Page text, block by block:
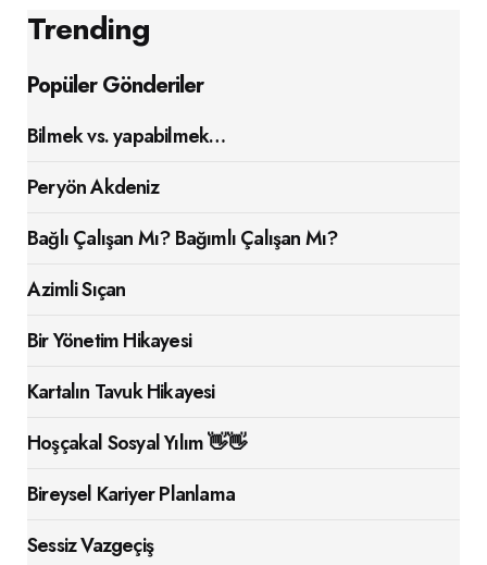
Trending
Popüler Gönderiler
Bilmek vs. yapabilmek…
Peryön Akdeniz
Bağlı Çalışan Mı? Bağımlı Çalışan Mı?
Azimli Sıçan
Bir Yönetim Hikayesi
Kartalın Tavuk Hikayesi
Hoşçakal Sosyal Yılım 👋👋
Bireysel Kariyer Planlama
Sessiz Vazgeçiş